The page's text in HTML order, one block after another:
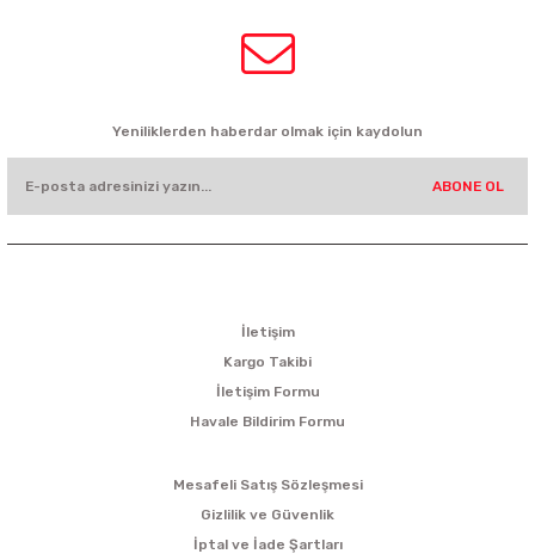
Yeniliklerden haberdar olmak için kaydolun
ABONE OL
İletişim
Kargo Takibi
İletişim Formu
Havale Bildirim Formu
Mesafeli Satış Sözleşmesi
Gizlilik ve Güvenlik
İptal ve İade Şartları